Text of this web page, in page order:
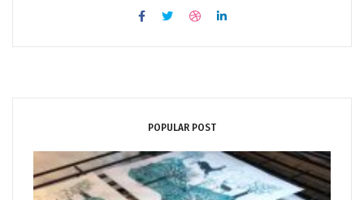
POPULAR POST